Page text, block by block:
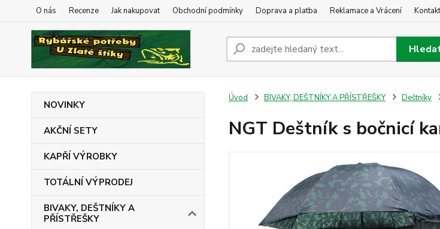
O nás Recenze Jak nakupovat Obchodní podmínky Doprava a platba Reklamace a Vrácení
NOVINKY
AKČNÍ SETY
KAPŘÍ VÝROBKY
TOTÁLNÍ VÝPRODEJ
BIVAKY, DEŠTNÍKY A
PŘÍSTŘEŠKY
Úvod BIVAKY, DEŠTNÍKY A PŘÍSTŘEŠKY Deštníky
NGT Deštník s bočnicí